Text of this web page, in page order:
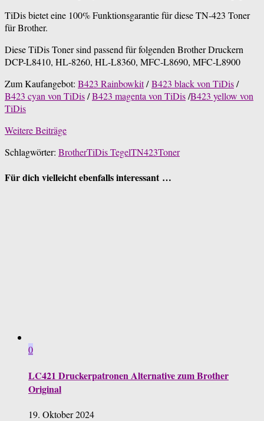
TiDis bietet eine 100% Funktionsgarantie für diese TN-423 Toner
für Brother.
Diese TiDis Toner sind passend für folgenden Brother Druckern
DCP-L8410, HL-8260, HL-L8360, MFC-L8690, MFC-L8900
Zum Kaufangebot: B423 Rainbowkit/B423 black von TiDis/
B423 cyan von TiDis/B423 magenta von TiDis/B423 yellow von
TiDis
Weitere Beiträge
Schlagwörter: BrotherTiDis TegelTN423Toner
Für dich vielleicht ebenfalls interessant …
0
LC421 Druckerpatronen Alternative zum Brother
Original
19. Oktober 2024